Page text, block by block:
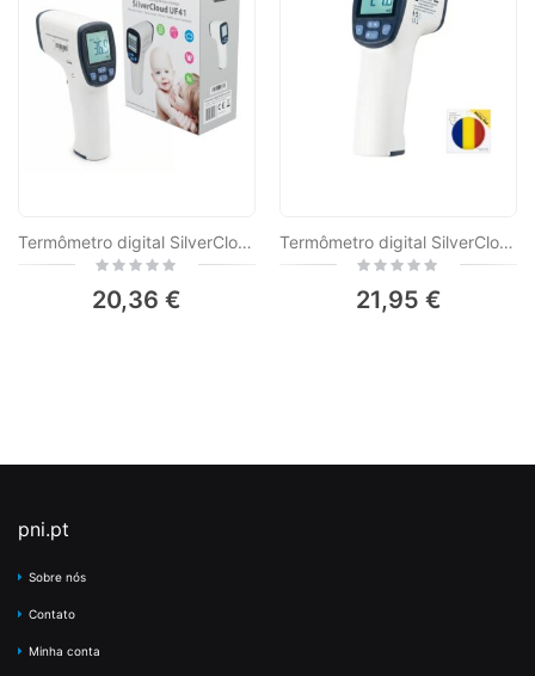
Termômetro digital SilverCloud UF41 para corpo e superfícies, tecnologia infravermelha, sem contato, aviso por voz
Rating:
20,36 €
Termômetro digital SilverCloud UF41 para uso corporal e em superfícies, com marcador adesivo incluso.
Rating:
21,95 €
pni.pt
Sobre nós
Contato
Minha conta